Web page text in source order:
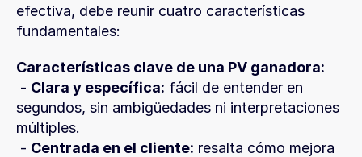
efectiva, debe reunir cuatro características
fundamentales:
Características clave de una PV ganadora:
- Clara y específica: fácil de entender en
segundos, sin ambigüedades ni interpretaciones
múltiples.
- Centrada en el cliente: resalta cómo mejora